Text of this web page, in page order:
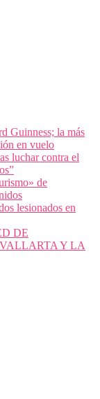
Guinness; la más
en vuelo
luchar contra el
de
lesionados en
DE
Y LA